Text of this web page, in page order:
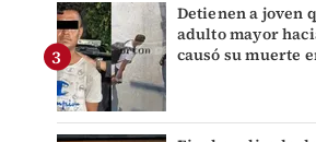
Detienen a joven
adulto mayor
causó su muerte